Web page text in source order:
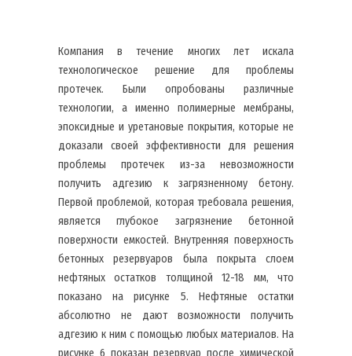
Компания в течение многих лет искала
технологическое решение для проблемы
протечек. Были опробованы различные
технологии, а именно полимерные мембраны,
эпоксидные и уретановые покрытия, которые не
доказали своей эффективности для решения
проблемы протечек из-за невозможности
получить адгезию к загрязненному бетону.
Первой проблемой, которая требовала решения,
является глубокое загрязнение бетонной
поверхности емкостей. Внутренняя поверхность
бетонных резервуаров была покрыта слоем
нефтяных остатков толщиной 12-18 мм, что
показано на рисунке 5. Нефтяные остатки
абсолютно не дают возможности получить
адгезию к ним с помощью любых материалов. На